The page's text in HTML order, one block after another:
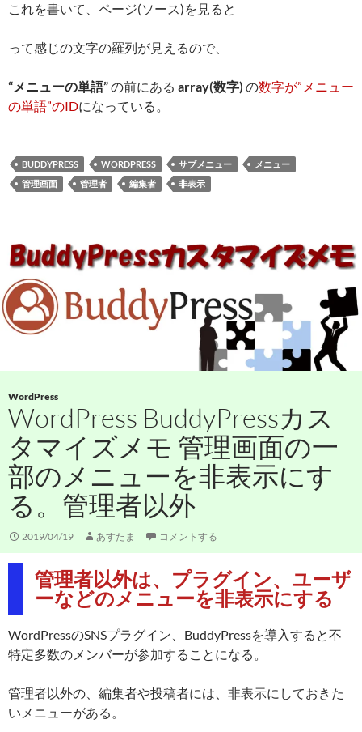
これを書いて、ページ(ソース)を見ると
って感じの文字の羅列が見えるので、
“メニューの単語”の前にある array(数字) の数字が”メニュー
の単語”のIDになっている。
BUDDYPRESS WORDPRESS サブメニュー
メニュー
管理画面
管理者 編集者 非表示
WordPress
WordPress BuddyPressカス
タマイズメモ 管理画面の一
部のメニューを非表示にす
る。管理者以外
2019/04/19 あすたま コメントする
管理者以外は、プラグイン、ユーザ
ーなどのメニューを非表示にする
WordPressのSNSプラグイン、BuddyPressを導入すると不
特定多数のメンバーが参加することになる。
管理者以外の、編集者や投稿者には、非表示にしておきた
いメニューがある。